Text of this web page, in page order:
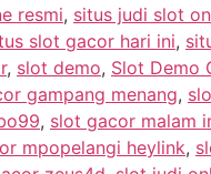
resmi, situs judi slot
slot gacor hari ini,
, slot demo, Slot Demo
gampang menang,
, slot gacor malam
mpopelangi heylink,